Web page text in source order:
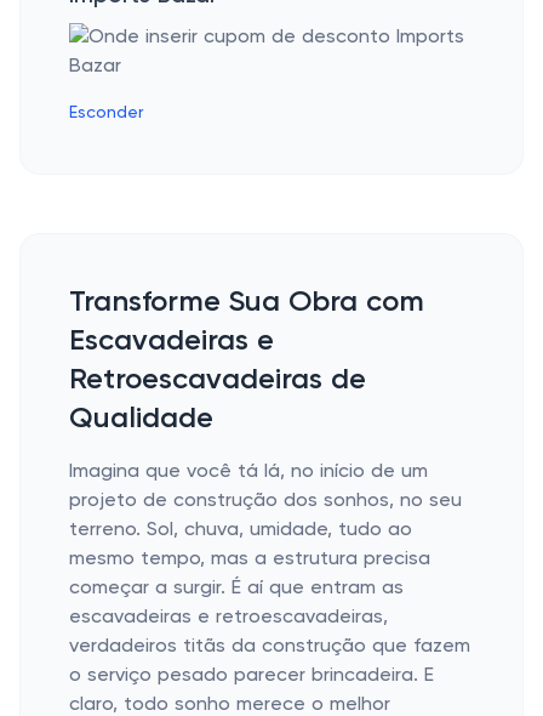
Esconder
Transforme Sua Obra com
Escavadeiras e
Retroescavadeiras de
Qualidade
Imagina que você tá lá, no início de um
projeto de construção dos sonhos, no seu
terreno. Sol, chuva, umidade, tudo ao
mesmo tempo, mas a estrutura precisa
começar a surgir. É aí que entram as
escavadeiras e retroescavadeiras,
verdadeiros titãs da construção que fazem
o serviço pesado parecer brincadeira. E
claro, todo sonho merece o melhor